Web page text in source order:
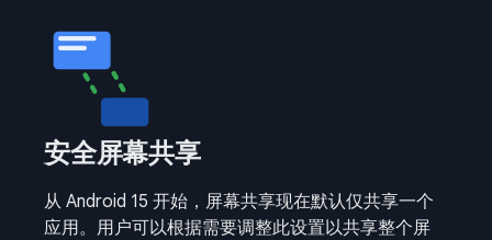
安全屏幕共享
从 Android 15 开始，屏幕共享现在默认仅共享一个
应用。用户可以根据需要调整此设置以共享整个屏